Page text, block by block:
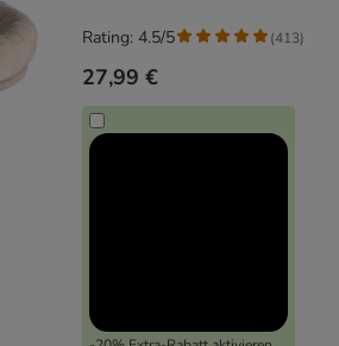
27,99 €
Rating: 4.5/5 (413)